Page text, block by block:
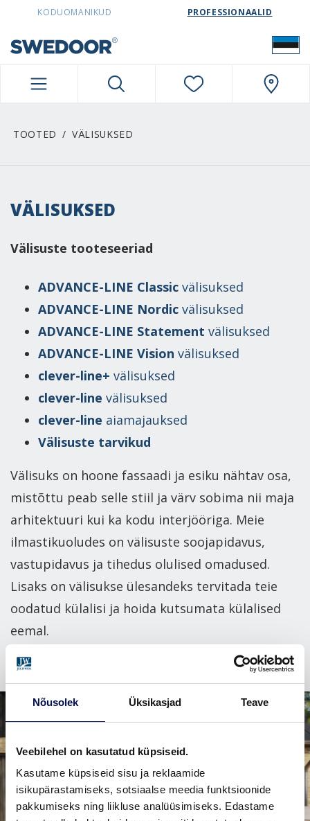
Nõusolek Üksikasjad Teave
Veebilehel on kasutatud küpsiseid.
Kasutame küpsiseid sisu ja reklaamide
isikupärastamiseks, sotsiaalse meedia funktsioonide
pakkumiseks ning liikluse analüüsimiseks. Edastame
SWEDOORESTONIA NAVIGATION
KODUOMANIKUD PROFESSIONAALID
TOOTED VÄLISUKSED
VÄLISUKSED
Välisuste tooteseeriad
ADVANCE-LINE Classic välisuksed
ADVANCE-LINE Nordic välisuksed
ADVANCE-LINE Statement välisuksed
ADVANCE-LINE Vision välisuksed
clever-line+ välisuksed
clever-line välisuksed
clever-line aiamajauksed
Välisuste tarvikud
Välisuks on hoone fassaadi ja esiku nähtav osa,
mistõttu peab selle stiil ja värv sobima nii maja
arhitektuuri kui ka kodu interjööriga. Meie
ilmastikuoludes on välisuste soojapidavus,
vastupidavus ja tihedus olulised omadused.
Lisaks on välisukse ülesandeks tervitada teie
oodatud külalisi ja hoida kutsumata külalised
eemal.